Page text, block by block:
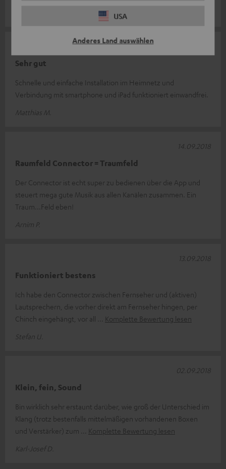
USA
Anderes Land auswählen
Sehr gut
Schnelle und einfache Installation im Heimnetz und
Verbindung mit smartphone und iPad funktioniert einwandfrei.
Matthias M.
Raumfeld Connector = Traumfeld
Der Connector ist echt super zu bedienen über die App und
steuert mega gute Musik aus allen Kanälen zusammen. Ein
Traum...Feld eben!
Arnim P.
14.09.2018
Funktioniert bestens
Ich habe den Connector zwischen Fernseher und (aktiven)
Lautsprechern, die vorher direkt am Fernseher hingen, per
Chinch eingehängt, vor all
Komplette Bewertung lesen
Stefan U.
13.09.2018
Klein, fein, Sound
Bin wirklich sehr erstaunt darüber, wie groß der Unterschied im
Klang (trotz bestenfalls mittelmäßigen vorhandenen Boxen
und Verstärker) zum
Komplette Bewertung lesen
Karl-Josef D.
02.09.2018